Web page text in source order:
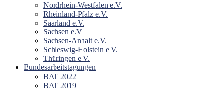
Nordrhein-Westfalen e.V.
Rheinland-Pfalz e.V.
Saarland e.V.
Sachsen e.V.
Sachsen-Anhalt e.V.
Schleswig-Holstein e.V.
Thüringen e.V.
Bundesarbeitstagungen
BAT 2022
BAT 2019